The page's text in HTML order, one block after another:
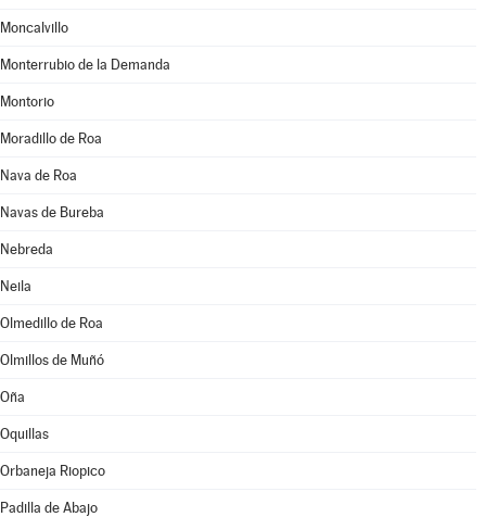
Moncalvillo
Monterrubio de la Demanda
Montorio
Moradillo de Roa
Nava de Roa
Navas de Bureba
Nebreda
Neila
Olmedillo de Roa
Olmillos de Muñó
Oña
Oquillas
Orbaneja Riopico
Padilla de Abajo